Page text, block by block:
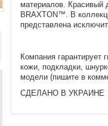
материалов. Красивый
BRAXTON™. В
представлена
Компания
кожи, подкладки,
модели(пишите в
СДЕЛАНО В УКРАИНЕ